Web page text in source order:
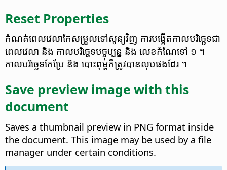
Reset Properties
កំណត់​ពេល​វេលា​កែសម្រួល​​ទៅ​សូន្យ​​វិញ​ ការ​បង្កើត​កាល​បរិច្ឆេទ​ជា​​
ពេល​វេលា​ និង កាល​បរិច្ឆេទ​បច្ចុប្បន្ន​ និង​ លេខ​កំណែ​​​ទៅ​ ១ ។ ​
កាល​បរិច្ឆេទ​កែប្រែ​ និង ​​​​បោះពុម្ព​ក៏​ត្រូវ​​បាន​លុប​​ផង​ដែរ ។​
Save preview image with this
document
Saves a thumbnail preview in PNG format inside
the document. This image may be used by a file
manager under certain conditions.